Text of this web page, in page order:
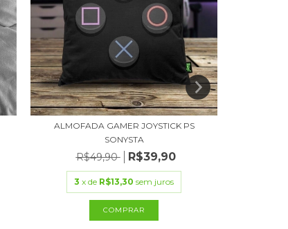
ALMOFADA GAMER JOYSTICK PS
SONYSTA
R$49,90 R$39,90
3 x de R$13,30 sem juros